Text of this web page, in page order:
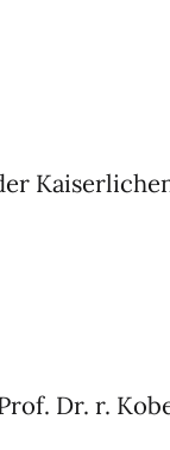
Dr. r.